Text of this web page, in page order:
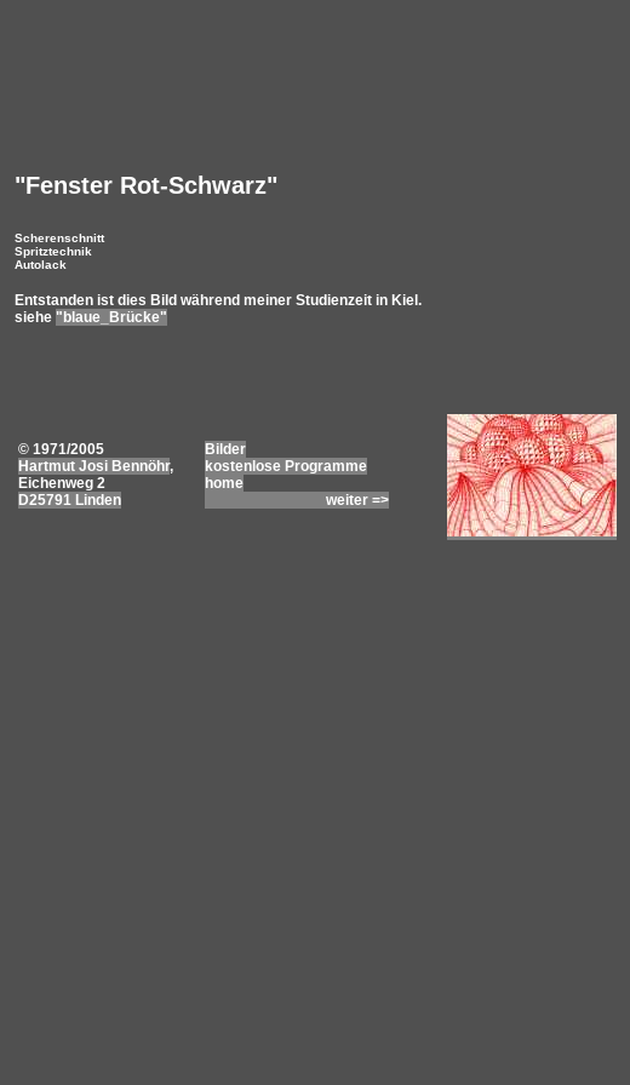
"Fenster Rot-Schwarz"
Scherenschnitt
Spritztechnik
Autolack
Entstanden ist dies Bild während meiner Studienzeit in Kiel.
siehe "blaue_Brücke"
© 1971/2005
Hartmut Josi Bennöhr,
Eichenweg 2
D25791 Linden
Bilder
kostenlose Programme
home
weiter =>